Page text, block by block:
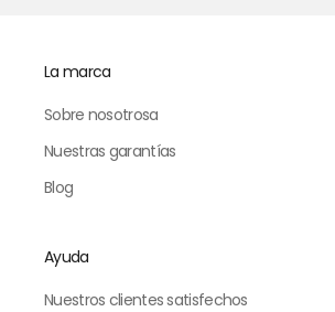
La marca
Sobre nosotrosa
Nuestras garantías
Blog
Ayuda
Nuestros clientes satisfechos